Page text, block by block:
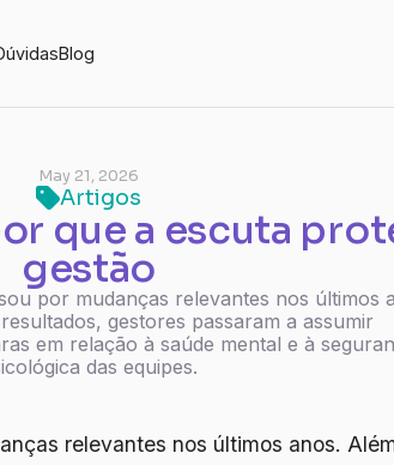
Blog
May 21, 2026
Artigos
que a escuta
gestão
por mudanças relevantes nos últimos
gestores passaram a assumir
em relação à saúde mental e à
das equipes.
relevantes nos últimos anos.